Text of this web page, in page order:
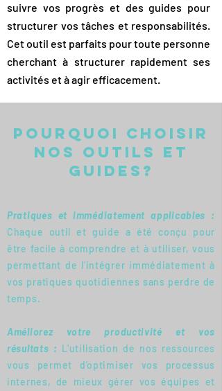
suivre vos progrès et des guides pour
structurer vos tâches et responsabilités.
Cet outil est parfaits pour toute personne
cherchant à structurer rapidement ses
activités et à agir efficacement.
pourquoi choisir
nos outils et
guides?
Pratiques et immédiatement applicables :
Chaque outil et guide a été conçu pour
être facile à comprendre et à utiliser, vous
permettant de l’intégrer immédiatement à
vos pratiques quotidiennes sans perdre de
temps.
Améliorez votre productivité et vos
résultats : L'utilisation de nos ressources
vous permet d'optimiser vos processus
internes, de mieux gérer vos équipes et